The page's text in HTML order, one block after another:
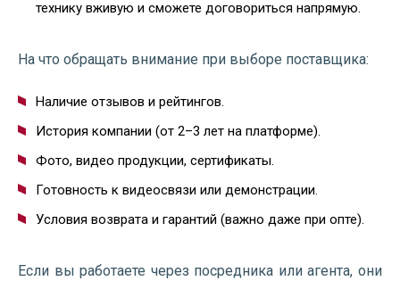
технику вживую и сможете договориться напрямую.
На что обращать внимание при выборе поставщика:
Наличие отзывов и рейтингов.
История компании (от 2–3 лет на платформе).
Фото, видео продукции, сертификаты.
Готовность к видеосвязи или демонстрации.
Условия возврата и гарантий (важно даже при опте).
Если вы работаете через посредника или агента, они